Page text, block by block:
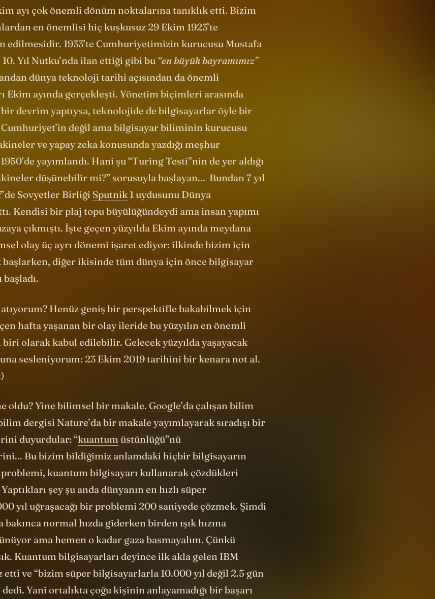
10. Yıl Nutku’nda ilan ettiği gibi bu“en büyük bayramımız”
dünya teknoloji tarihi açısından da önemli
Ekim ayında gerçekleşti. Yönetim biçimleri arasında
devrim yaptıysa, teknolojide de bilgisayarlar öyle bir
değil ama bilgisayar biliminin kurucusu
ve yapay zeka konusunda yazdığımeşhur
yayımlandı. Hani şu “Turing Testi”nin de yer aldığı
düşünebilir mi?” sorusuyla başlayan... Bundan 7 yıl
Sovyetler BirliğiSputnik1 uydusunu Dünya
Kendisi bir plaj topu büyülüğündeydi ama insan yapımı
çıkmıştı. İşte geçen yüzyılda Ekim ayında meydana
olay üç ayrı dönemi işaret ediyor: ilkinde bizim için
diğer ikisinde tüm dünya için önce bilgisayar
başladı.
Henüz geniş bir perspektifle bakabilmek için
hafta yaşanan bir olay ileride bu yüzyılın en önemli
sesleniyorum: 23 Ekim 2019 tarihini bir kenara not al.
oldu? Yine bilimsel bir makale.Google ’da çalışan bilim
dergisi Nature’da bir makale yayımlayarak sıradışı bir
Bu bizim bildiğimiz anlamdaki hiçbir bilgisayarın
kuantum bilgisayarı kullanarak çözdükleri
şey şu anda dünyanın en hızlı süper
yıl uğraşacağı bir problemi 200 saniyede çözmek. Şimdi
normal hızda giderken birden ışık hızına
ama hemen o kadar gaza basmayalım. Çünkü
Kuantum bilgisayarları deyince ilk akla gelen IBM
ve “bizim süper bilgisayarlarla 10.000 yıl değil 2.5 gün
Yani ortalıkta çoğu kişinin anlayamadığı bir başarı
kişinin anlayamayacağı bir itiraz var. Ben size mümkün
ve açık bir şekilde özetlemeye çalışacağım ama önce
konuyu anlayalım. Bundan üç yıl önce yaptığım bir